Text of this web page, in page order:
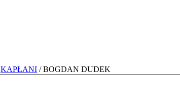
KAPŁANI / BOGDAN DUDEK